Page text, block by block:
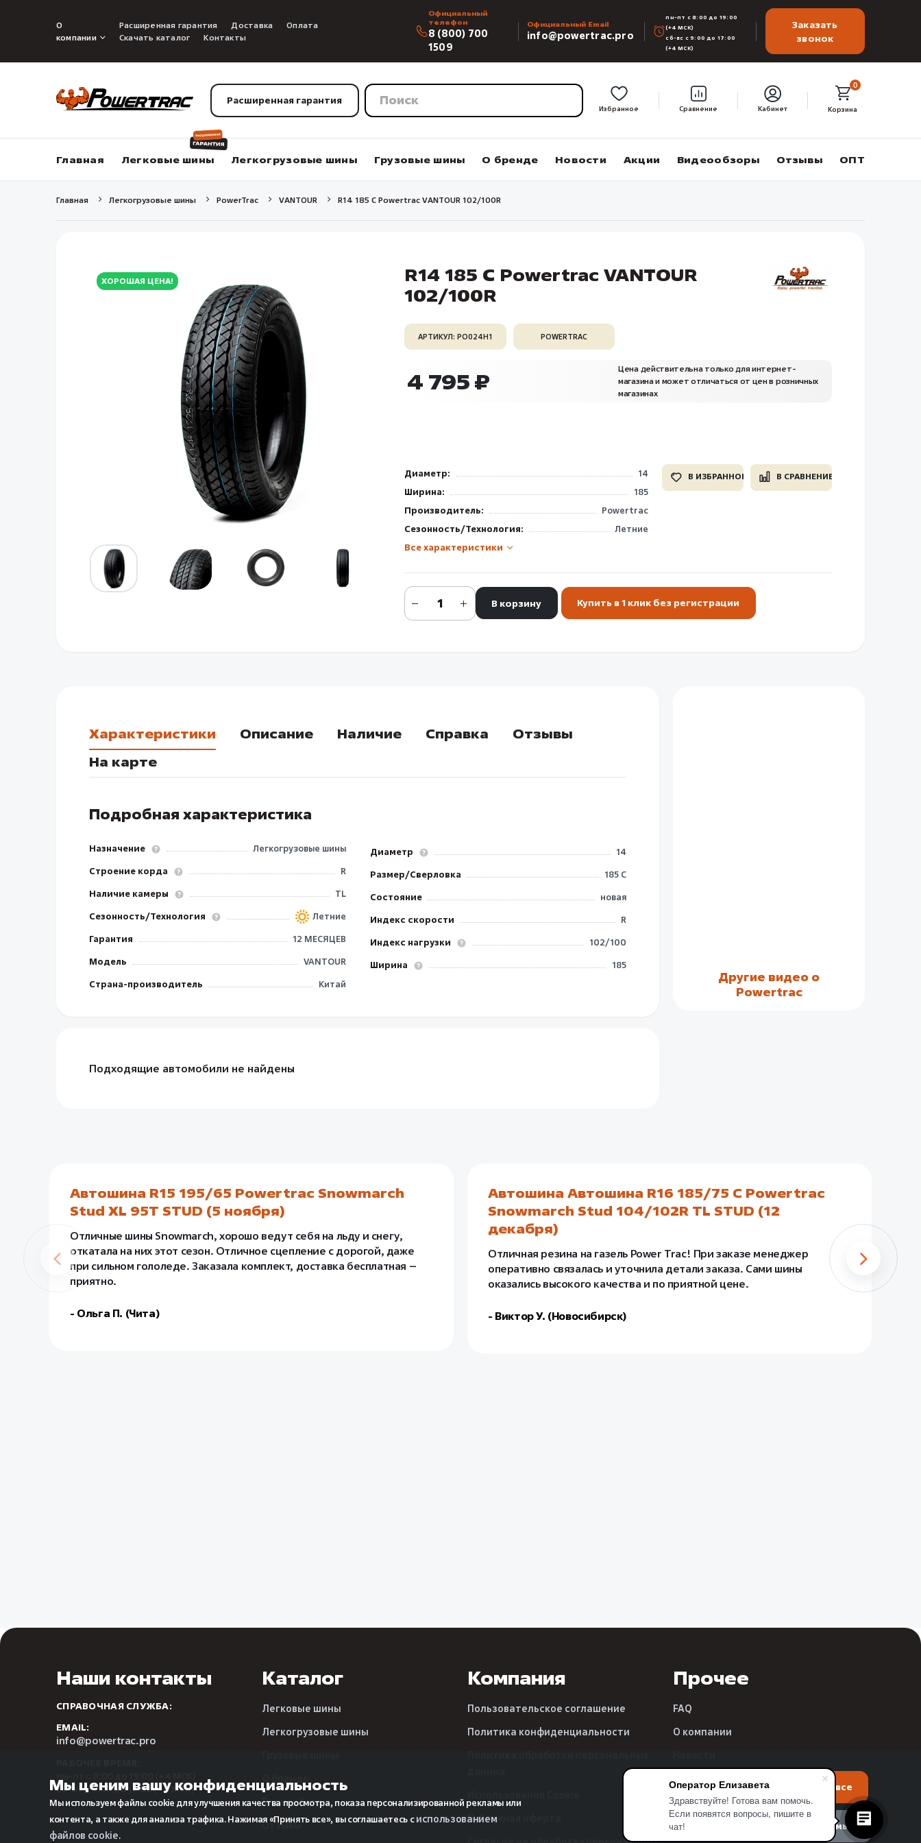
Оператор Елизавета
Здравствуйте! Готова вам помочь.
Если появятся вопросы, пишите в
чат!
О
компании
Расширенная гарантия Доставка
Оплата
Скачать каталог
Контакты
Официальный
телефон
8 (800) 700
1509
Официальный Email
info@powertrac.pro
пн-пт с 8:00 до 19:00
(+4 МСК)
сб-вс с 9:00 до 17:00
(+4 МСК)
Заказать
звонок
Расширенная гарантия
Избранное Сравнение Кабинет Корзина
0
Главная Легковые шины Легкогрузовые шины Грузовые шины О бренде Новости Акции Видеообзоры Отзывы ОПТ
Главная Легкогрузовые шины PowerTrac VANTOUR R14 185 C Powertrac VANTOUR 102/100R
ХОРОШАЯ ЦЕНА!
R14 185 C Powertrac VANTOUR
102/100R
АРТИКУЛ: PO024H1 POWERTRAC
4 795 ₽
Цена действительна только для интернет-
магазина и может отличаться от цен в розничных
магазинах
Диаметр:
14
Ширина:
185
Производитель:
Powertrac
Сезонность/Технология:
Летние
Все характеристики
В ИЗБРАННОЕ В СРАВНЕНИЕ
В корзину Купить в 1 клик без регистрации
Характеристики Описание Наличие Справка
Отзывы
На карте
Подробная характеристика
Назначение
Легкогрузовые шины
Строение корда
R
Наличие камеры
TL
Сезонность/Технология
Летние
Гарантия
12 МЕСЯЦЕВ
Модель
VANTOUR
Страна-производитель
Китай
Диаметр
14
Размер/Сверловка
185 C
Состояние
новая
Индекс скорости
R
Индекс нагрузки
102/100
Ширина
185
Подходящие автомобили не найдены
Другие видео о
Powertrac
Автошина R15 195/65 Powertrac Snowmarch
Stud XL 95T STUD (5 ноября)
Отличные шины Snowmarch, хорошо ведут себя на льду и снегу,
откатала на них этот сезон. Отличное сцепление с дорогой, даже
при сильном гололеде. Заказала комплект, доставка бесплатная –
приятно.
- Ольга П. (Чита)
Автошина Автошина R16 185/75 C Powertrac
Snowmarch Stud 104/102R TL STUD (12
декабря)
Отличная резина на газель Power Trac! При заказе менеджер
оперативно связалась и уточнила детали заказа. Сами шины
оказались высокого качества и по приятной цене.
- Виктор У. (Новосибирск)
Наши контакты
СПРАВОЧНАЯ СЛУЖБА:
EMAIL:
info@powertrac.pro
сб-вс с 9:00 до 17:00 (+4 МСК)
Каталог
Легковые шины
Легкогрузовые шины
Видеообзоры
Отзывы
Компания
Пользовательское соглашение
Политика конфиденциальности
Публичная оферта
Прочее
FAQ
О компании
Мы ценим вашу конфиденциальность
Мы используем файлы cookie для улучшения качества просмотра, показа персонализированной рекламы или
контента, а также для анализа трафика. Нажимая «Принять все», вы соглашаетесь сиспользованием
файлов cookie.
Настройки Принять все
Принять необходимые